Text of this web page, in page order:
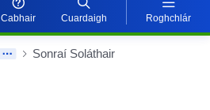
Cabhair Cuardaigh Roghchlár
Sonraí Soláthair